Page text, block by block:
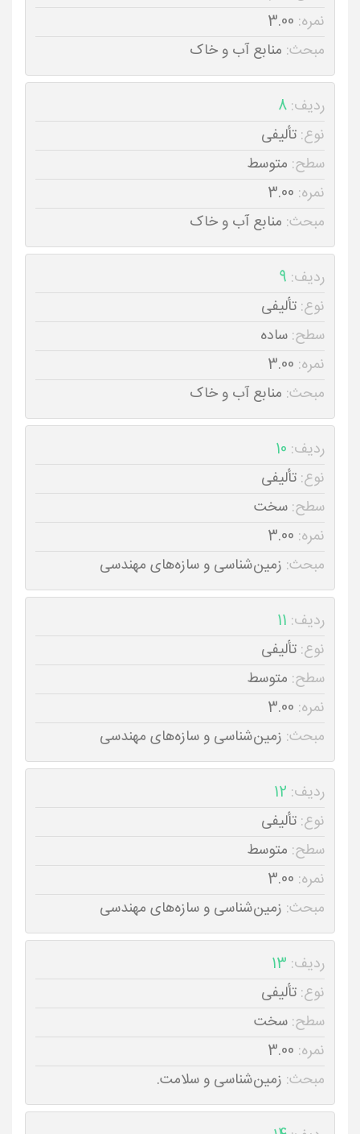
نمره: 3.00
مبحث: منابع آب و خاک
ردیف: 8
نوع: تألیفی
سطح: متوسط
نمره: 3.00
مبحث: منابع آب و خاک
ردیف: 9
نوع: تألیفی
سطح: ساده
نمره: 3.00
مبحث: منابع آب و خاک
ردیف: 10
نوع: تألیفی
سطح: سخت
نمره: 3.00
مبحث: زمین‌شناسی و سازه‌های مهندسی
ردیف: 11
نوع: تألیفی
سطح: متوسط
نمره: 3.00
مبحث: زمین‌شناسی و سازه‌های مهندسی
ردیف: 12
نوع: تألیفی
سطح: متوسط
نمره: 3.00
مبحث: زمین‌شناسی و سازه‌های مهندسی
ردیف: 13
نوع: تألیفی
سطح: سخت
نمره: 3.00
مبحث: زمین‌شناسی و سلامت.